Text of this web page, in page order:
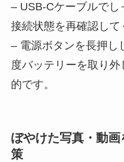
– USB-Cケーブルでし
接続状態を再確認して
– 電源ボタンを長押し
度バッテリーを取り
的です。
ぼやけた写真・動
策